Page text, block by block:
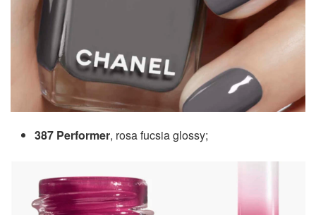
387 Performer, rosa fucsia glossy;